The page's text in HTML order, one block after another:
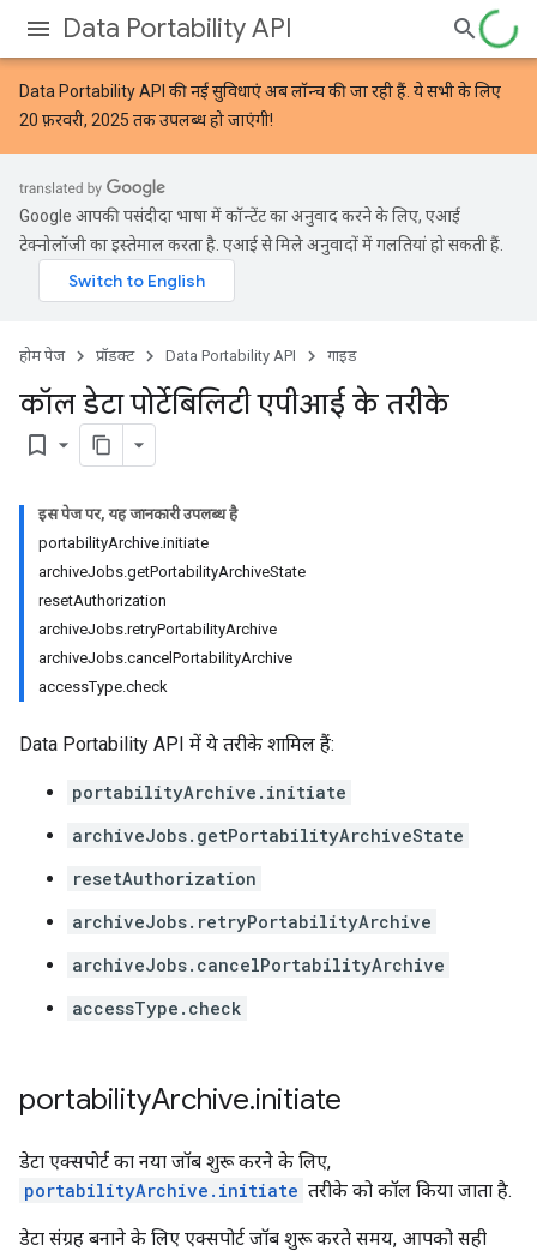
Data Portability API
Data Portability API की नई सुविधाएंअब लॉन्च की जा रही हैं. ये सभी के लिए
20 फ़रवरी, 2025 तक उपलब्ध हो जाएंगी!
Google आपकी पसंदीदा भाषा में कॉन्टेंट का अनुवाद करने के लिए, एआई
टेक्नोलॉजी का इस्तेमाल करता है. एआई से मिले अनुवादों में गलतियां हो सकती हैं.
होम पेज प्रॉडक्ट Data Portability API गाइड
कॉल डेटा पोर्टेबिलिटी एपीआई के तरीके
bookmark_border
इस पेज पर, यह जानकारी उपलब्ध है
portabilityArchive.initiate
archiveJobs.getPortabilityArchiveState
resetAuthorization
archiveJobs.retryPortabilityArchive
archiveJobs.cancelPortabilityArchive
accessType.check
Data Portability API में ये तरीके शामिल हैं:
portabilityArchive.initiate
archiveJobs.getPortabilityArchiveState
resetAuthorization
archiveJobs.retryPortabilityArchive
archiveJobs.cancelPortabilityArchive
accessType.check
portabilityArchive.initiate
डेटा एक्सपोर्ट का नया जॉब शुरू करने के लिए,
portabilityArchive.initiate तरीके को कॉल किया जाता है.
डेटा संग्रह बनाने के लिए एक्सपोर्ट जॉब शुरू करते समय, आपको सही